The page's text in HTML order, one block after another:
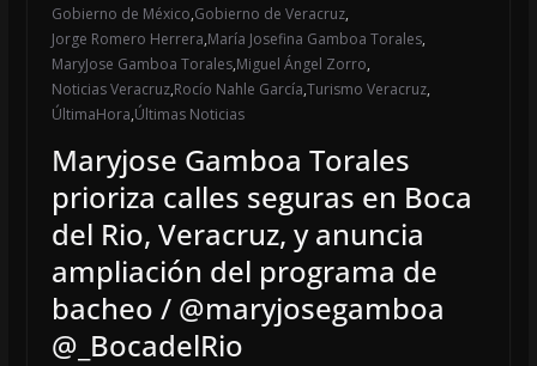
Gobierno de México,Gobierno de Veracruz,
Jorge Romero Herrera,María Josefina Gamboa Torales,
MaryJose Gamboa Torales,Miguel Ángel Zorro,
Noticias Veracruz,Rocío Nahle García,Turismo Veracruz,
ÚltimaHora,Últimas Noticias
Maryjose Gamboa Torales
prioriza calles seguras en Boca
del Rio, Veracruz, y anuncia
ampliación del programa de
bacheo / @maryjosegamboa
@_BocadelRio